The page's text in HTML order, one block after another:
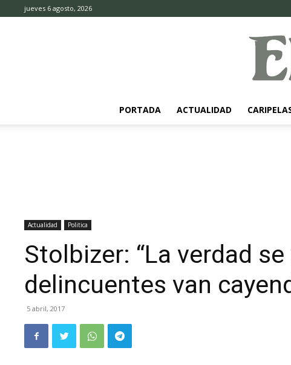
jueves 6 agosto, 2026
PORTADA ACTUALIDAD
Actualidad Politica
Stolbizer: “La verdad
delincuentes van
5 abril, 2017